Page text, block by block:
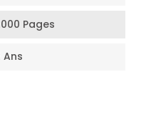
Pages
Ans